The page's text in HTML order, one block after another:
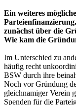
Ein weiteres
zunächst über die
Wie kam die
Im Unterschied zu
häufig recht
BSW durch ihre
Noch vor Gründung
gleichnamiger Verein
Spenden für die